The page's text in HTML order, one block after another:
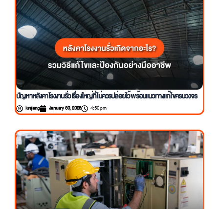
รวม “วัสดุหลังคาโรงงาน” ยอดนิยม พร้อมเทคนิคการเลือกให้คุ้มค่าและทนทาน
January 31, 2026 4:58 pm